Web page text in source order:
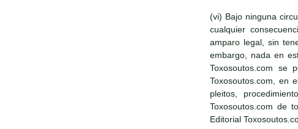
(vi) Bajo ninguna
cualquier
amparo legal, sin
embargo, nada en
Toxosoutos.com
Toxosoutos.com, en
pleitos,
Toxosoutos.com de
Editorial